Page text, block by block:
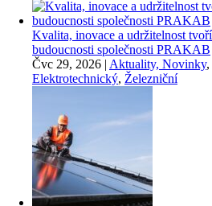
Kvalita, inovace a udržitelnost
budoucnosti společnosti PRAKAB
Čvc 29, 2026 | Aktuality, Novinky,
Elektrotechnický, Železniční